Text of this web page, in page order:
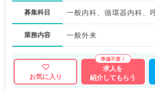
募集科目
業務内容 一般外来
お気に入り
求人を
紹介してもらう